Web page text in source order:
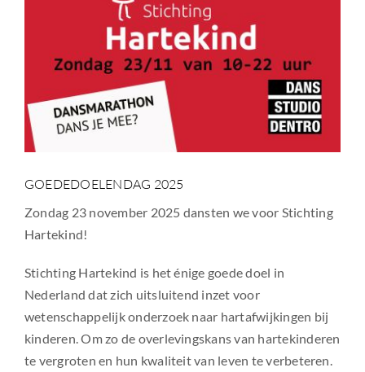
GOEDEDOELENDAG 2025
Zondag 23 november 2025 dansten we voor Stichting
Hartekind!
Stichting Hartekind is het énige goede doel in
Nederland dat zich uitsluitend inzet voor
wetenschappelijk onderzoek naar hartafwijkingen bij
kinderen. Om zo de overlevingskans van hartekinderen
te vergroten en hun kwaliteit van leven te verbeteren.